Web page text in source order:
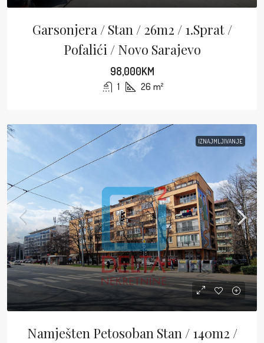
Garsonjera / Stan / 26m2 / 1.sprat /
Pofalići / Novo Sarajevo
98,000KM
1 26 m²
IZNAJMLJIVANJE
Namješten Petosoban Stan / 140m2 /